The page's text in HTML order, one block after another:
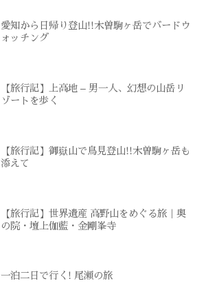
愛知から日帰り登山!!木曽駒ヶ岳でバードウ
ォッチング
【旅行記】上高地 – 男一人、幻想の山岳リ
ゾートを歩く
【旅行記】御嶽山で鳥見登山!!木曽駒ヶ岳も
添えて
【旅行記】世界遺産 高野山をめぐる旅｜奥
の院・壇上伽藍・金剛峯寺
一泊二日で行く! 尾瀬の旅